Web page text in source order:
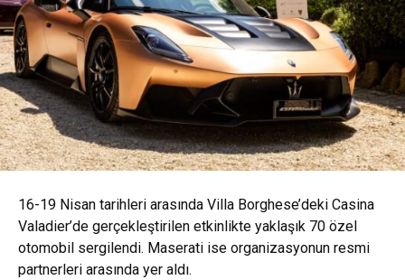
16-19 Nisan tarihleri arasında Villa Borghese’deki Casina
Valadier’de gerçekleştirilen etkinlikte yaklaşık 70 özel
otomobil sergilendi. Maserati ise organizasyonun resmi
partnerleri arasında yer aldı.